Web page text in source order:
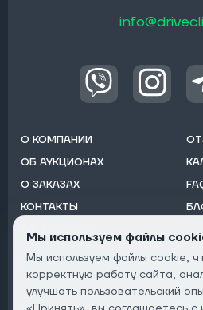
О КОМПАНИИ
ОБ АУКЦИОНАХ
О ЗАКАЗАХ
КОНТАКТЫ
Подписаться на рассылку:
Email
Мы используем файлы
Мы используем файлы cookie,
корректную работу сайта,
улучшать пользовательский